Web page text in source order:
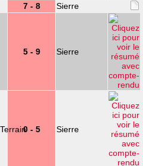
7 - 8 Sierre
5 - 9 Sierre
0 - 5 Sierre